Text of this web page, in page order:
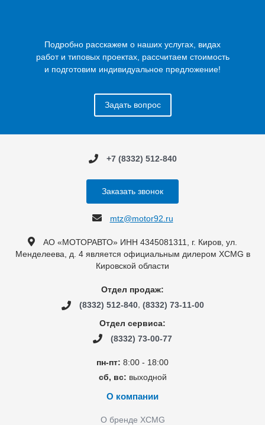
Подробно расскажем о наших услугах, видах
работ и типовых проектах, рассчитаем стоимость
и подготовим индивидуальное предложение!
Задать вопрос
+7 (8332) 512-840
Заказать звонок
mtz@motor92.ru
АО «МОТОРАВТО» ИНН 4345081311, г. Киров, ул.
Менделеева, д. 4 является официальным дилером XCMG в
Кировской области
Отдел продаж:
(8332) 512-840, (8332) 73-11-00
Отдел сервиса:
(8332) 73-00-77
пн-пт: 8:00 - 18:00
сб, вс: выходной
О компании
О бренде XCMG